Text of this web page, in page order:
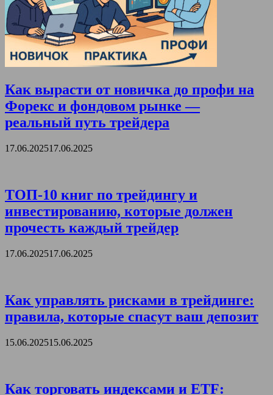
Как вырасти от новичка до профи на
Форекс и фондовом рынке —
реальный путь трейдера
17.06.202517.06.2025
ТОП-10 книг по трейдингу и
инвестированию, которые должен
прочесть каждый трейдер
17.06.202517.06.2025
Как управлять рисками в трейдинге:
правила, которые спасут ваш депозит
15.06.202515.06.2025
Как торговать индексами и ETF: